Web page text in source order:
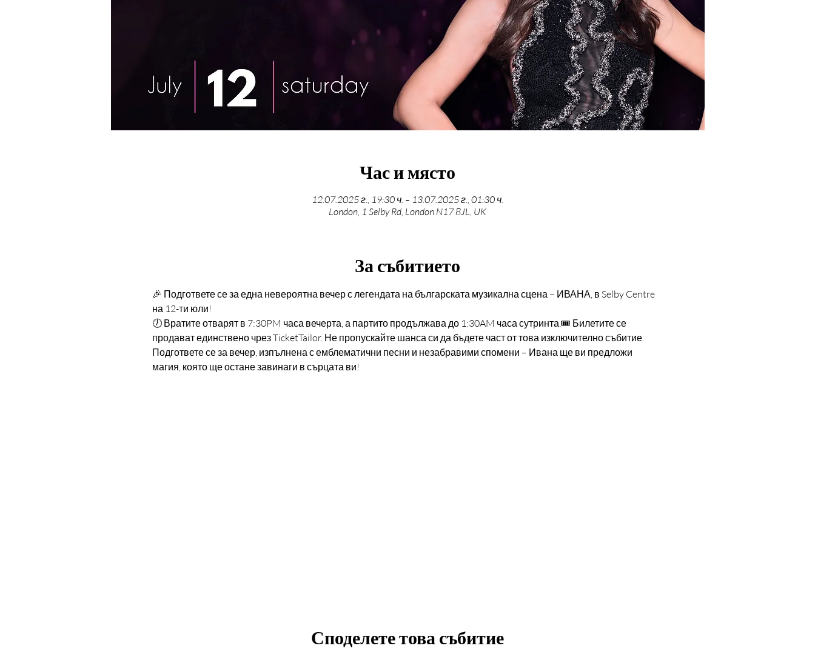
Час и място
12.07.2025 г., 19:30 ч. – 13.07.2025 г., 01:30 ч.
London, 1 Selby Rd, London N17 8JL, UK
За събитието
🎉 Подгответе се за една невероятна вечер с легендата на българската музикална сцена – ИВАНА, в Selby Centre
на 12-ти юли!
🕖 Вратите отварят в 7:30PM часа вечерта, а партито продължава до 1:30AM часа сутринта.🎟️ Билетите се
продават единствено чрез TicketTailor. Не пропускайте шанса си да бъдете част от това изключително събитие.
Подгответе се за вечер, изпълнена с емблематични песни и незабравими спомени – Ивана ще ви предложи
магия, която ще остане завинаги в сърцата ви!
Споделете това събитие